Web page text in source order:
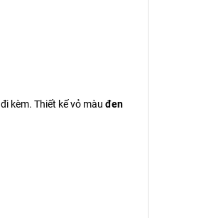
đi kèm. Thiết kế vỏ màu đen